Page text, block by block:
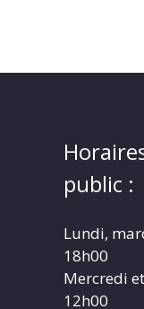
public :
Lundi,
18h00
Mercredi
12h00